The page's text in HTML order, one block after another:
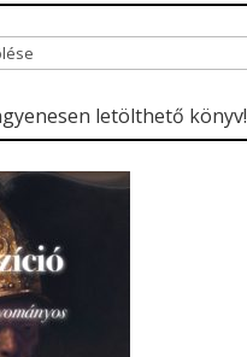
letölthető könyv!